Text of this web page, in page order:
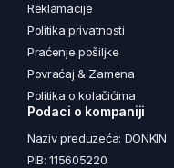
Reklamacije
Politika privatnosti
Praćenje pošiljke
Povraćaj & Zamena
Politika o kolačićima
Podaci o kompaniji
Naziv preduzeća: DONKIN
PIB: 115605220